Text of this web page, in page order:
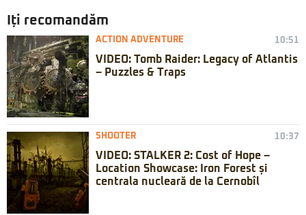
Iți recomandăm
ACTION ADVENTURE 10:51
VIDEO: Tomb Raider: Legacy of Atlantis
– Puzzles & Traps
SHOOTER 10:37
VIDEO: STALKER 2: Cost of Hope –
Location Showcase: Iron Forest și
centrala nucleară de la Cernobîl